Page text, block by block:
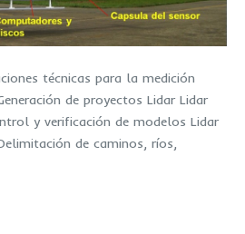
técnicas para la medición
de proyectos Lidar Lidar
y verificación de modelos Lidar
de caminos, ríos,